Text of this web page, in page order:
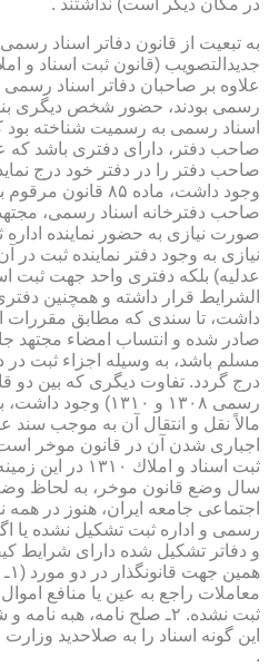
در مكان دیگر است) نداشتند .
علاوه بر صاحبان دفاتر اسناد رسمی
رسمی بودند، حضور شخص دیگری بنام
اسناد رسمی به رسمیت شناخته بود
صاحب دفتر، دارای دفتری باشد كه
صاحب دفتر را در دفتر خود درج
وجود داشت، ماده ۸۵
صاحب دفترخانه اسناد رسمی،
صورت نیازی به حضور نماینده اداره
نیازی به وجود دفتر نماینده ثبت در
عدلیه) بلكه دفتری واحد جهت ثبت
الشرایط قرار داشته و همچنین
داشت، تا سندی كه مطابق مقررات
صادر شده و انتساب امضاء مجتهد
مسلم باشد، به وسیله اجزاء ثبت در
درج گردد. تفاوت دیگری كه بین دو
رسمی ۱۳۰۸ و ۱۳۱۰)
مالاً نقل و انتقال آن به موجب سند
ثبت اسناد و
سال وضع قانون موخر، به لحاظ
اجتماعی جامعه ایران، هنوز در همه
رسمی و اداره ثبت تشكیل نشده یا
و دفاتر تشكیل شده دارای شرایط
معاملات راجع به عین یا منافع
ثبت نشده. ۲ـ صلح نامه، هبه
این گونه اسناد را به صلاحدید
.